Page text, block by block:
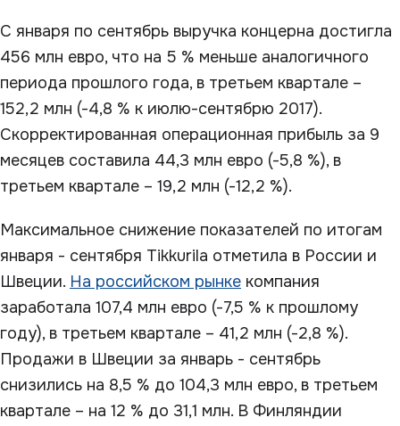
С января по сентябрь выручка концерна достигла
456 млн евро, что на 5 % меньше аналогичного
периода прошлого года, в третьем квартале –
152,2 млн (-4,8 % к июлю-сентябрю 2017).
Скорректированная операционная прибыль за 9
месяцев составила 44,3 млн евро (-5,8 %), в
третьем квартале – 19,2 млн (-12,2 %).
Максимальное снижение показателей по итогам
января - сентября Tikkurila отметила в России и
Швеции. На российском рынке компания
заработала 107,4 млн евро (-7,5 % к прошлому
году), в третьем квартале – 41,2 млн (-2,8 %).
Продажи в Швеции за январь - сентябрь
снизились на 8,5 % до 104,3 млн евро, в третьем
квартале – на 12 % до 31,1 млн. В Финляндии